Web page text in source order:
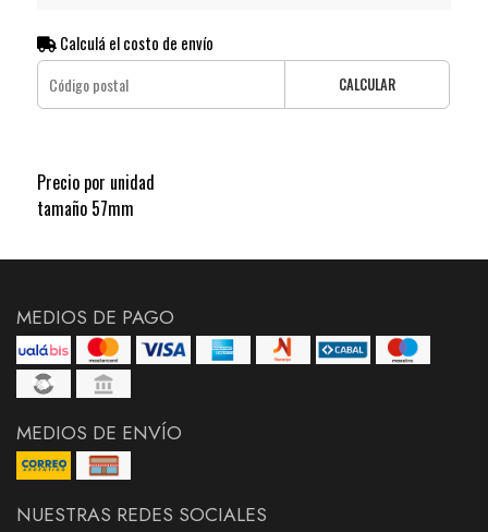
Calculá el costo de envío
CALCULAR
Precio por unidad
tamaño 57mm
MEDIOS DE PAGO
MEDIOS DE ENVÍO
NUESTRAS REDES SOCIALES